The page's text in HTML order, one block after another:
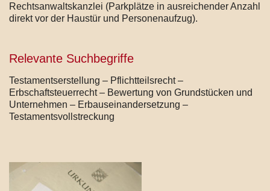
Rechtsanwaltskanzlei (Parkplätze in ausreichender Anzahl
direkt vor der Haustür und Personenaufzug).
Relevante Suchbegriffe
Testamentserstellung – Pflichtteilsrecht –
Erbschaftsteuerrecht – Bewertung von Grundstücken und
Unternehmen – Erbauseinandersetzung –
Testamentsvollstreckung